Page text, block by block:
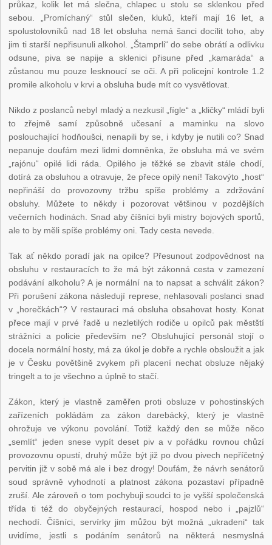
průkaz, kolik let má slečna, chlapec u stolu se sklenkou před
sebou. „Promíchaný“ stůl slečen, kluků, kteří mají 16 let, a
spolustolovníků nad 18 let obsluha nemá šanci docílit toho, aby
jim ti starší nepřisunuli alkohol. „Štamprli“ do sebe obrátí a odlivku
odsune, piva se napije a sklenici přisune před „kamaráda“ a
zůstanou mu pouze lesknoucí se oči. A při policejní kontrole 1.2
promile alkoholu v krvi a obsluha bude mít co vysvětlovat.
Nikdo z poslanců nebyl mladý a nezkusil „fígle“ a „kličky“ mládí byli
to zřejmě samí způsobně učesaní a maminku na slovo
poslouchající hodňoušci, nenapili by se, i kdyby je nutili co? Snad
nepanuje doufám mezi lidmi domněnka, že obsluha má ve svém
„rajónu“ opilé lidi ráda. Opilého je těžké se zbavit stále chodí,
dotírá za obsluhou a otravuje, že přece opilý není! Takovýto „host“
nepřináší do provozovny tržbu spíše problémy a zdržování
obsluhy. Můžete to někdy i pozorovat většinou v pozdějších
večerních hodinách. Snad aby číšníci byli mistry bojových sportů,
ale to by měli spíše problémy oni. Tady cesta nevede.
Tak ať někdo poradí jak na opilce? Přesunout zodpovědnost na
obsluhu v restauracích to že má být zákonná cesta v zamezení
podávání alkoholu? A je normální na to napsat a schválit zákon?
Při porušení zákona následují represe, nehlasovali poslanci snad
v „horečkách“? V restauraci má obsluha obsahovat hosty. Konat
přece mají v prvé řadě u nezletilých rodiče u opilců pak městští
strážníci a policie především ne? Obsluhující personál stojí o
docela normální hosty, má za úkol je dobře a rychle obsloužit a jak
je v Česku povětšině zvykem při placení nechat obsluze nějaký
tringelt a to je všechno a úplně to stačí.
Zákon, který je vlastně zaměřen proti obsluze v pohostinských
zařízeních pokládám za zákon darebácký, který je vlastně
ohrožuje ve výkonu povolání. Totiž každý den se může něco
„semlít“ jeden snese vypít deset piv a v pořádku rovnou chůzí
provozovnu opustí, druhý může být již po dvou pivech nepříčetný
pervitin již v sobě má ale i bez drogy! Doufám, že návrh senátorů
soud správně vyhodnotí a platnost zákona pozastaví případně
zruší. Ale zároveň o tom pochybuji soudci to je vyšší společenská
třída ti též do obyčejných restaurací, hospod nebo i „pajzlů“
nechodí. Číšníci, servírky jim můžou být možná „ukradeni“ tak
uvidíme, jestli s podáním senátorů na některá nesmyslná